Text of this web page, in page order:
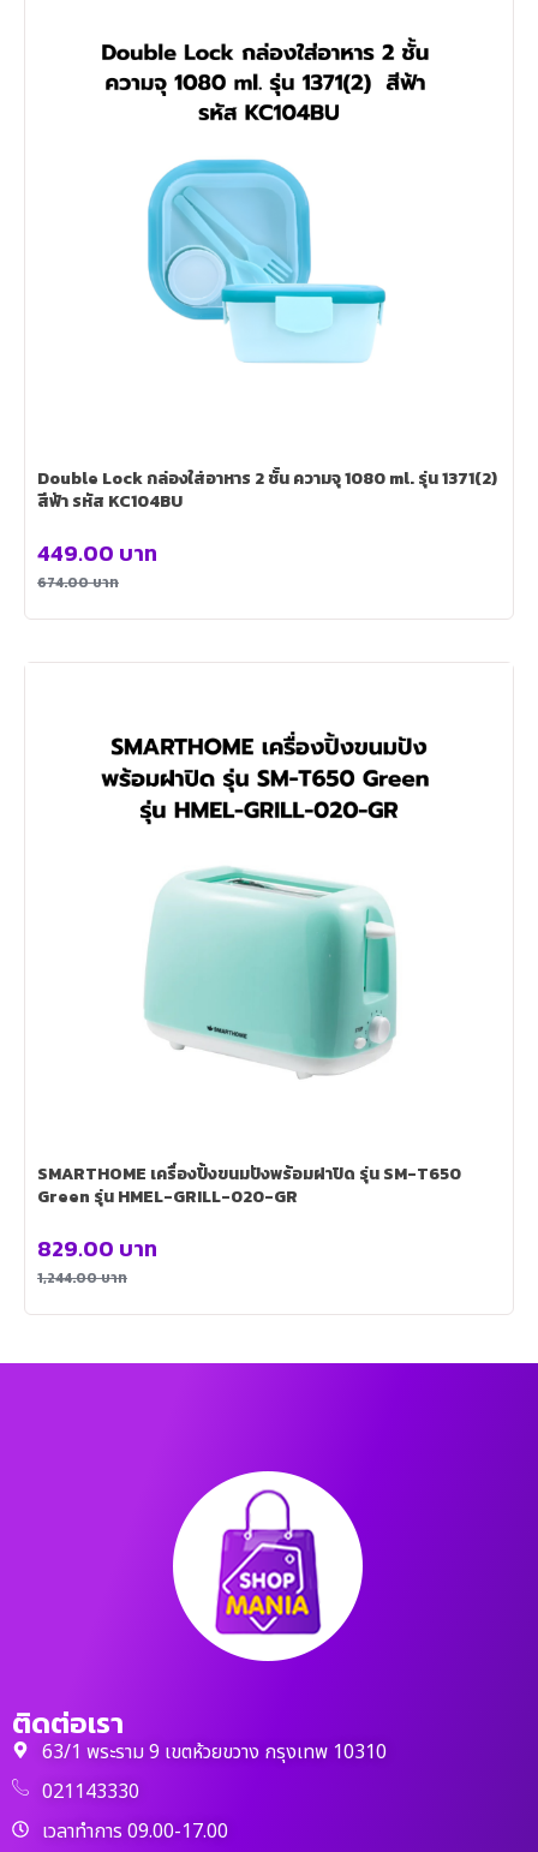
Double Lock กล่องใส่อาหาร 2 ชั้น ความจุ 1080 ml. รุ่น 1371(2)
สีฟ้า รหัส KC104BU
674.00บาท
449.00 บาท
SMARTHOME เครื่องปิ้งขนมปังพร้อมฝาปิด รุ่น SM-T650
Green รุ่น HMEL-GRILL-020-GR
1,244.00บาท
829.00 บาท
ติดต่อเรา
63/1 พระราม 9 เขตห้วยขวาง กรุงเทพ 10310
021143330
เวลาทำการ 09.00-17.00